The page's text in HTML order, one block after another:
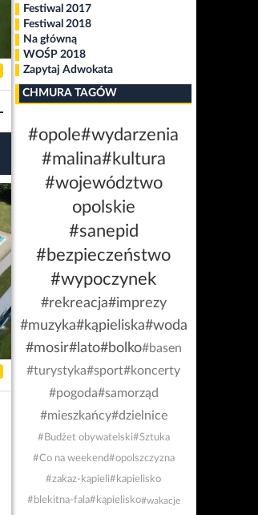
Festiwal 2017
Festiwal 2018
Na główną
WOŚP 2018
Zapytaj Adwokata
CHMURA TAGÓW
#opole#wydarzenia
#malina#kultura
#województwo
opolskie
#sanepid
#bezpieczeństwo
#wypoczynek
#rekreacja#imprezy
#muzyka#kąpieliska#woda
#mosir#lato#bolko#basen
#turystyka#sport#koncerty
#pogoda#samorząd
#mieszkańcy#dzielnice
#Budżet obywatelski#Sztuka
#Co na weekend#opolszczyzna
#zakaz-kąpieli#kapielisko
#blekitna-fala#kąpielisko#wakacje